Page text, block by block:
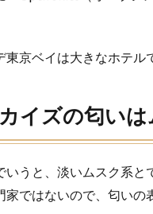
東京ベイは大きなホテル
イズの匂いは
いうと、淡いムスク系
ではないので、匂いの